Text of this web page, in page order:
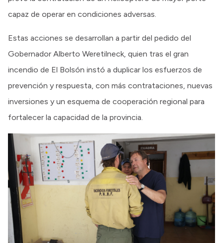
capaz de operar en condiciones adversas.
Estas acciones se desarrollan a partir del pedido del
Gobernador Alberto Weretilneck, quien tras el gran
incendio de El Bolsón instó a duplicar los esfuerzos de
prevención y respuesta, con más contrataciones, nuevas
inversiones y un esquema de cooperación regional para
fortalecer la capacidad de la provincia.